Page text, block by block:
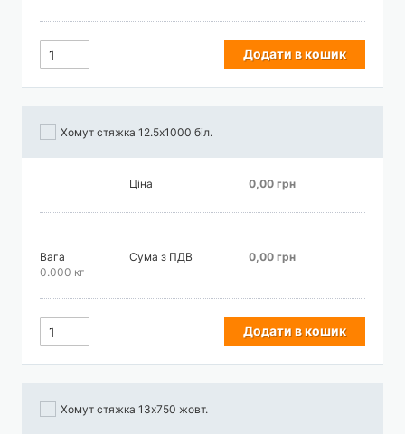
Додати в кошик
Хомут стяжка 12.5х1000 біл.
Ціна 0,00 грн
Вага
0.000 кг
Сума з ПДВ 0,00 грн
Додати в кошик
Хомут стяжка 13х750 жовт.